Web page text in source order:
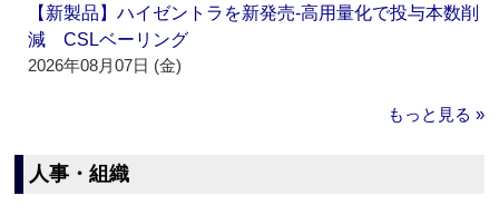
【新製品】ハイゼントラを新発売‐高用量化で投与本数削
減 CSLベーリング
2026年08月07日 (金)
もっと見る »
人事・組織